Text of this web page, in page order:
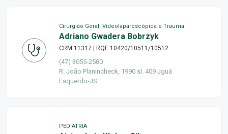
Cirurgião Geral, Videolaparoscópica e Trauma
Adriano Gwadera Bobrzyk
CRM 11317 | RQE 10420/10511/10512
(47) 3055-2580
R. João Planincheck, 1990 sl. 409 Jguá
Esquerdo-JS
PEDIATRIA